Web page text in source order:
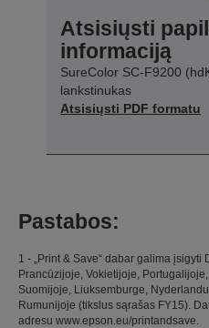
Atsisiųsti
informaciją
SureColor SC-F9200
lankstinukas
Atsisiųsti PDF formatu
Pastabos:
1 - „Print & Save“ dabar galima įsigyti
Prancūzijoje, Vokietijoje,
Suomijoje, Liuksemburge,
Rumunijoje (tikslus sąrašas FY15).
adresu www.epson.eu/printandsave.